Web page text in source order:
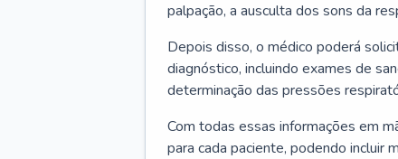
palpação, a ausculta dos sons da
Depois disso, o médico poderá
diagnóstico, incluindo exames de
determinação das pressões
Com todas essas informações em
para cada paciente, podendo incluir